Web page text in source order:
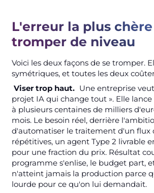
L'erreur la plus chère
tromper de niveau
Voici les deux façons de se tromper.
symétriques, et toutes les deux
Viser trop haut. Une entreprise
projet IA qui change tout ». Elle
à plusieurs centaines de milliers
mois. Le besoin réel, derrière
d'automatiser le traitement d'un flux
répétitives, un agent Type 2 livrable
pour une fraction du prix. Résultat
programme s'enlise, le budget part,
n'atteint jamais la production parce
lourde pour ce qu'on lui demandait.